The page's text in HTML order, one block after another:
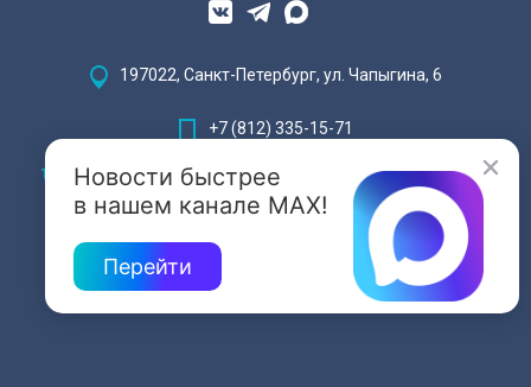
Новости быстрее
в нашем канале MAX!
Перейти
197022, Санкт-Петербург, ул. Чапыгина, 6
+7 (812) 335-15-71
Внимание! Отдельные видеоматериалы, размещенные на настоящем
сайте, могут содержать информацию, предназначенную для лиц,
достигших 18 лет.